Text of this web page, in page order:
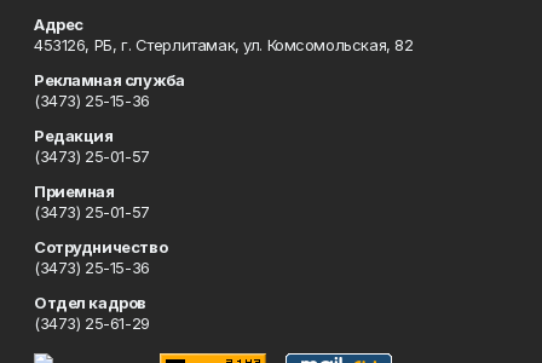
Адрес
453126, РБ, г. Стерлитамак, ул. Комсомольская, 82
Рекламная служба
(3473) 25-15-36
Редакция
(3473) 25-01-57
Приемная
(3473) 25-01-57
Сотрудничество
(3473) 25-15-36
Отдел кадров
(3473) 25-61-29